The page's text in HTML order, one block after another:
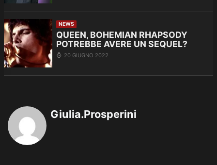
NEWS
QUEEN, BOHEMIAN RHAPSODY
POTREBBE AVERE UN SEQUEL?
20 GIUGNO 2022
Giulia.Prosperini